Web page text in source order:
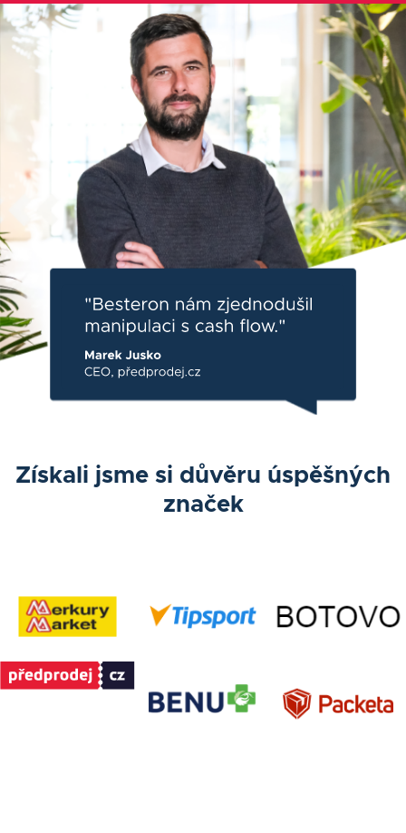
MÁM ZÁJEM
Čeština
Získali jsme si důvěru úspěšných
značek